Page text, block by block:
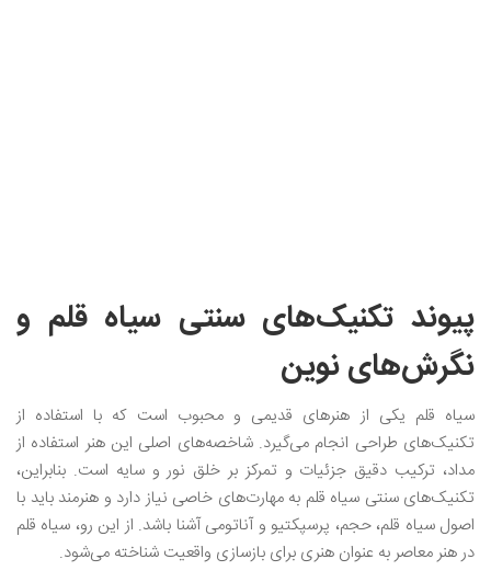
پیوند تکنیک‌های سنتی سیاه قلم و
نگرش‌های نوین
سیاه قلم یکی از هنرهای قدیمی و محبوب است که با استفاده از
تکنیک‌های طراحی انجام می‌گیرد. شاخصه‌های اصلی این هنر استفاده از
مداد، ترکیب دقیق جزئیات و تمرکز بر خلق نور و سایه است. بنابراین،
تکنیک‌های سنتی سیاه قلم به مهارت‌های خاصی نیاز دارد و هنرمند باید با
اصول سیاه قلم، حجم، پرسپکتیو و آناتومی آشنا باشد. از این رو، سیاه‌ قلم
در هنر معاصر به عنوان هنری برای بازسازی واقعیت شناخته می‌شود.